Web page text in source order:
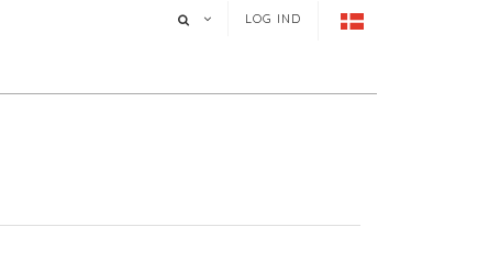
LOG IND